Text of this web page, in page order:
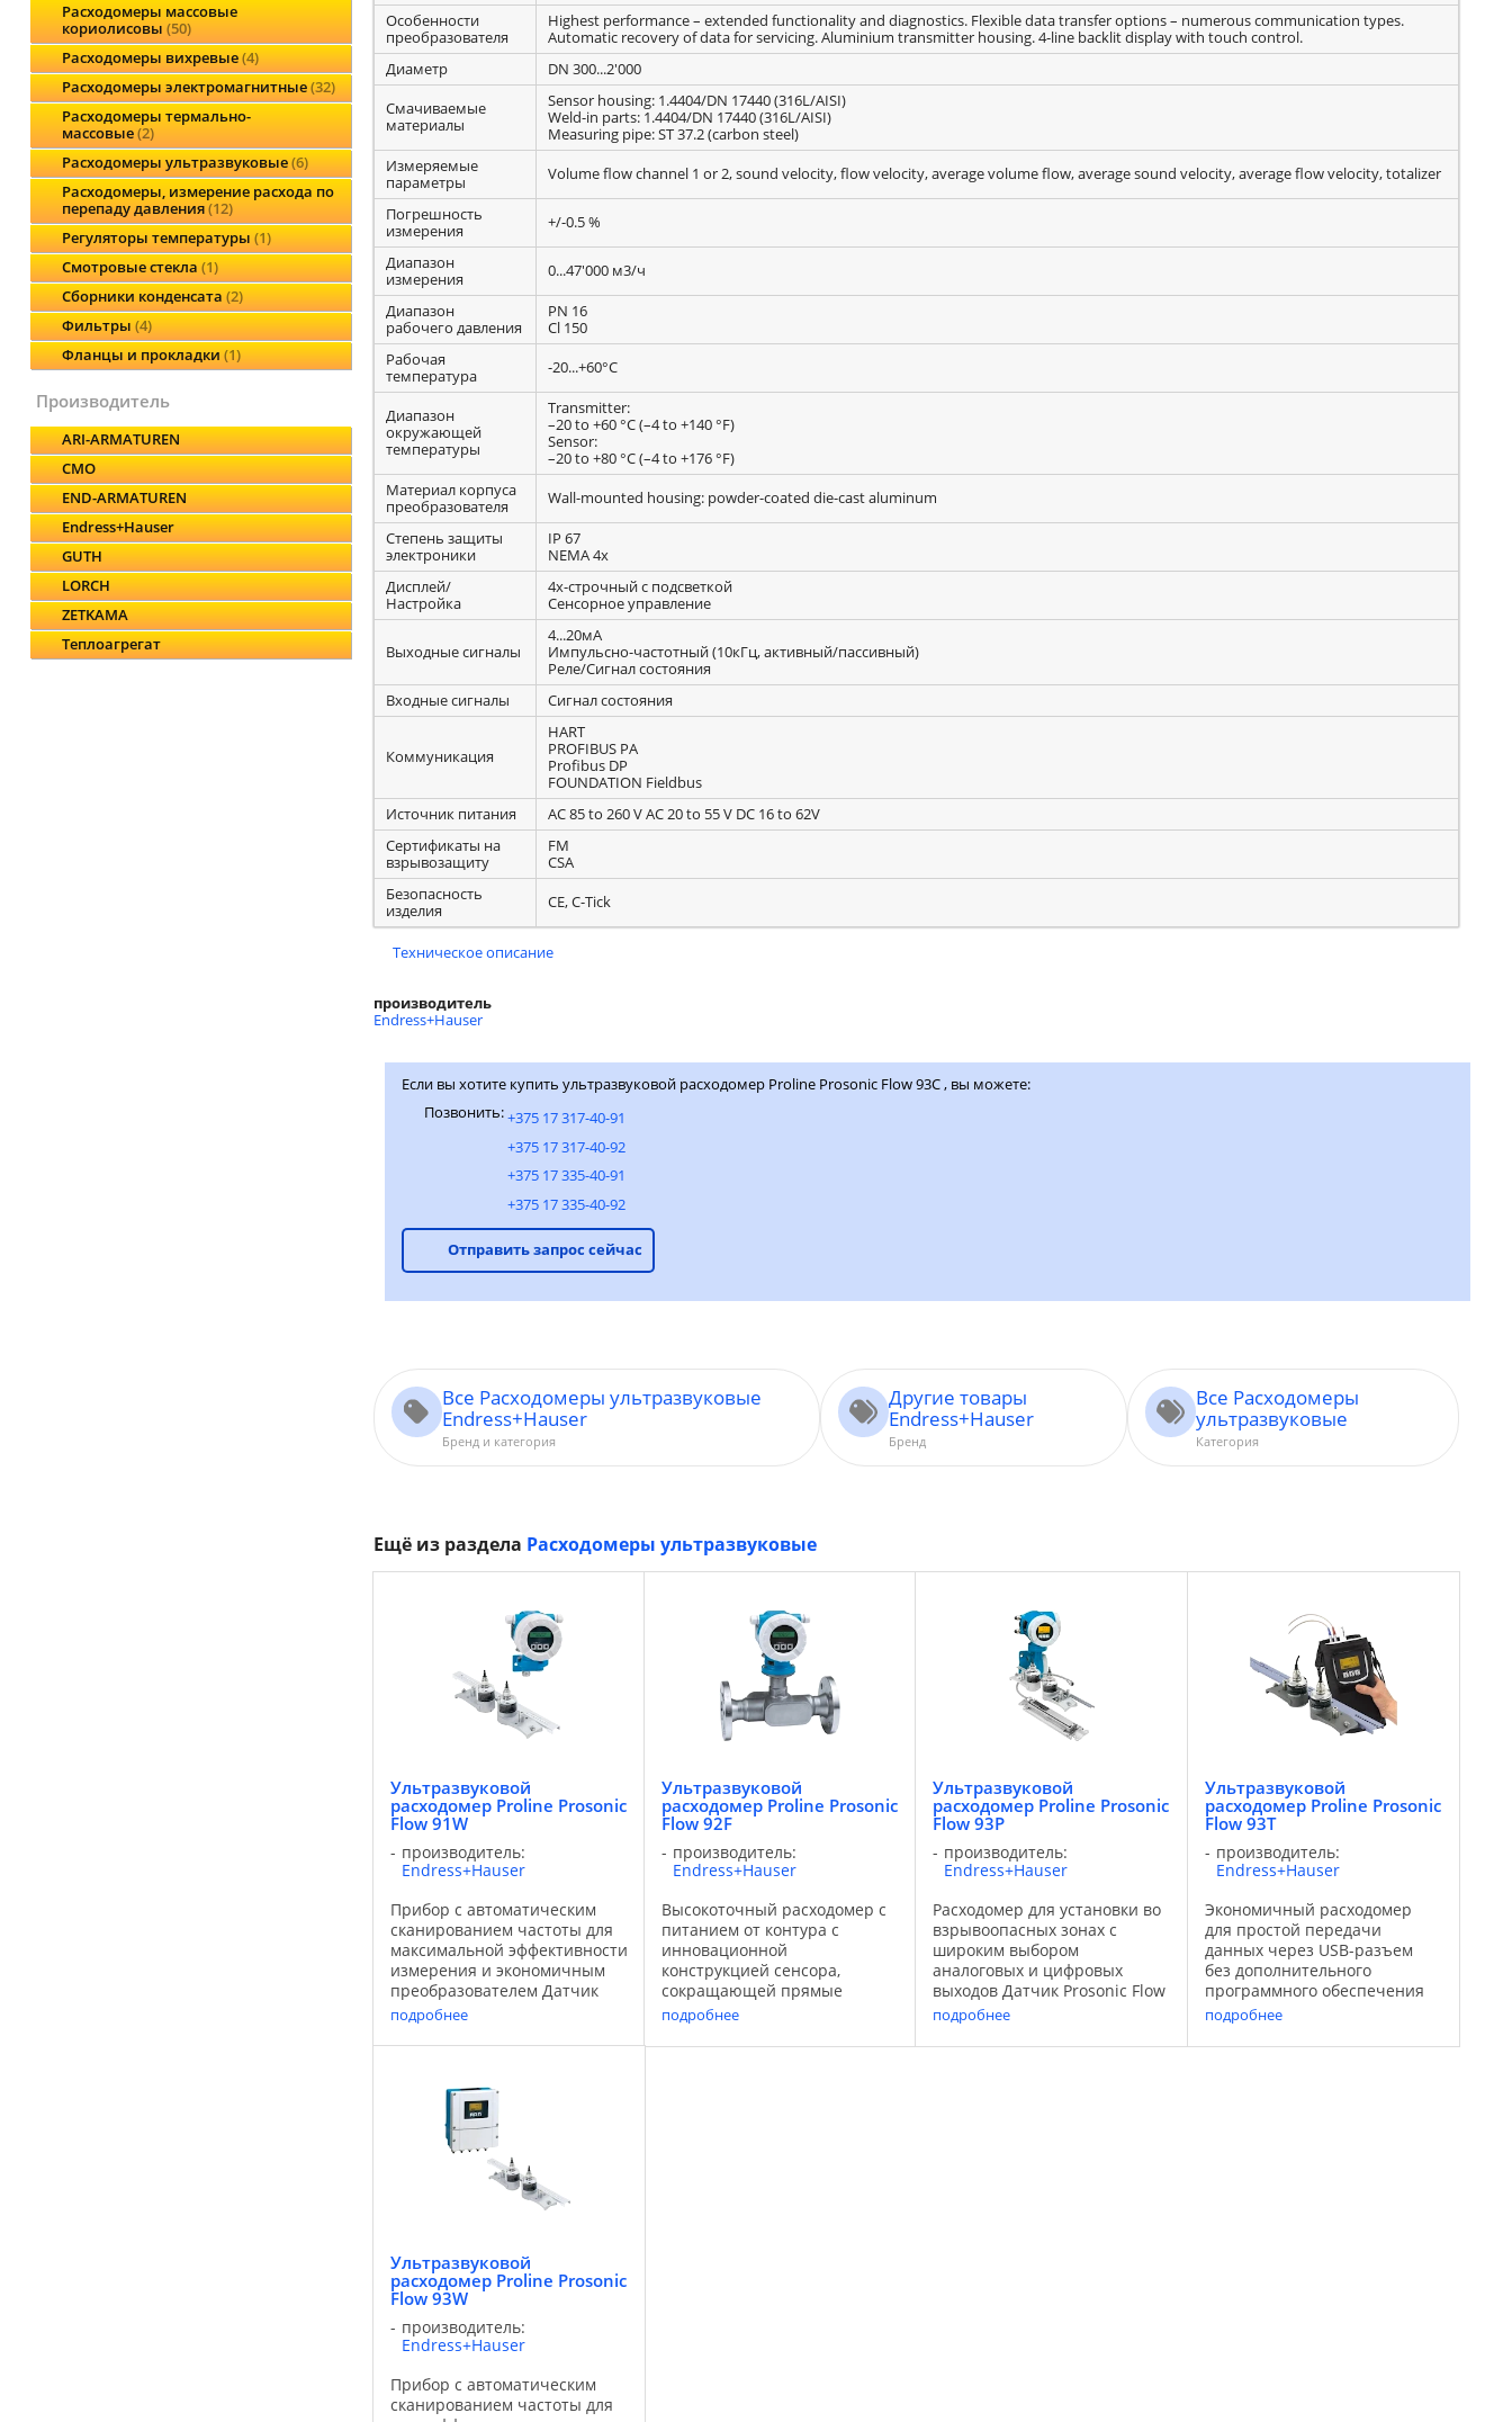
Расходомеры массовые
кориолисовы 50
Расходомеры вихревые 4
Расходомеры электромагнитные 32
Расходомеры термально-
массовые 2
Расходомеры ультразвуковые 6
Расходомеры, измерение расхода по
перепаду давления 12
Регуляторы температуры 1
Смотровые стекла 1
Сборники конденсата 2
Фильтры 4
Фланцы и прокладки 1
производитель
ARI-ARMATUREN
CMO
END-ARMATUREN
Endress+Hauser
GUTH
LORCH
ZETKAMA
Теплоагрегат
Особенности
преобразователя
Highest performance – extended functionality and diagnostics. Flexible data transfer options – numerous communication types.
Automatic recovery of data for servicing. Aluminium transmitter housing. 4‐line backlit display with touch control.
Диаметр
DN 300...2'000
Смачиваемые
материалы
Sensor housing: 1.4404/DN 17440 (316L/AISI)
Weld-in parts: 1.4404/DN 17440 (316L/AISI)
Measuring pipe: ST 37.2 (carbon steel)
Измеряемые
параметры
Volume flow channel 1 or 2, sound velocity, flow velocity, average volume flow, average sound velocity, average flow velocity, totalizer
Погрешность
измерения
+/-0.5 %
Диапазон
измерения
0...47'000 м3/ч
Диапазон
рабочего давления
PN 16
Cl 150
Рабочая
температура
-20...+60°C
Диапазон
окружающей
температуры
Transmitter:
–20 to +60 °C (–4 to +140 °F)
Sensor:
–20 to +80 °C (–4 to +176 °F)
Материал корпуса
преобразователя
Wall-mounted housing: powder-coated die-cast aluminum
Степень защиты
электроники
IP 67
NEMA 4x
Дисплей/
Настройка
4х-строчный с подсветкой
Сенсорное управление
Выходные сигналы
4...20мА
Импульсно-частотный (10кГц, активный/пассивный)
Реле/Сигнал состояния
Входные сигналы
Сигнал состояния
Коммуникация
HART
PROFIBUS PA
Profibus DP
FOUNDATION Fieldbus
Источник питания
AC 85 to 260 V AC 20 to 55 V DC 16 to 62V
Сертификаты на
взрывозащиту
FM
CSA
Безопасность
изделия
CE, C-Tick
Техническое описание
производитель
Endress+Hauser
Если вы хотите купить ультразвуковой расходомер Proline Prosonic Flow 93C , вы можете:
Позвонить:+375 17 317-40-91
+375 17 317-40-92
+375 17 335-40-91
+375 17 335-40-92
Отправить запрос сейчас
Все Расходомеры ультразвуковые
Endress+Hauser
Бренд и категория
Другие товары
Endress+Hauser
Бренд
Все Расходомеры
ультразвуковые
Категория
Ещё из раздела Расходомеры ультразвуковые
Ультразвуковой
расходомер Proline Prosonic
Flow 91W
производитель:
Endress+Hauser
Прибор с автоматическим
сканированием частоты для
максимальной эффективности
измерения и экономичным
преобразователем Датчик
Prosonic Flow W в накладном
разработан для воды и
экономичным ...
подробнее
Ультразвуковой
расходомер Proline Prosonic
Flow 92F
производитель:
Endress+Hauser
Высокоточный расходомер с
питанием от контура с
инновационной
конструкцией сенсора,
сокращающей прямые
участки Prosonic 92F сочетает
питанием от контура и
подробнее
Ультразвуковой
расходомер Proline Prosonic
Flow 93P
производитель:
Endress+Hauser
Расходомер для установки во
взрывоопасных зонах с
широким выбором
аналоговых и цифровых
выходов Датчик Prosonic Flow
P в накладном исполнении
общепромышленных
подробнее
Ультразвуковой
расходомер Proline Prosonic
Flow 93T
производитель:
Endress+Hauser
Экономичный расходомер
для простой передачи
данных через USB-разъем
без дополнительного
программного обеспечения
Переносной ультразвуковой
с накладными сенсорами
подробнее
Ультразвуковой
расходомер Proline Prosonic
Flow 93W
производитель:
Endress+Hauser
Прибор с автоматическим
сканированием частоты для